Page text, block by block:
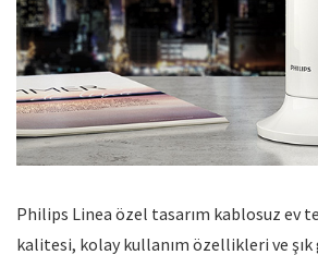
Philips Linea özel tasarım kablosuz ev
kalitesi, kolay kullanım özellikleri ve